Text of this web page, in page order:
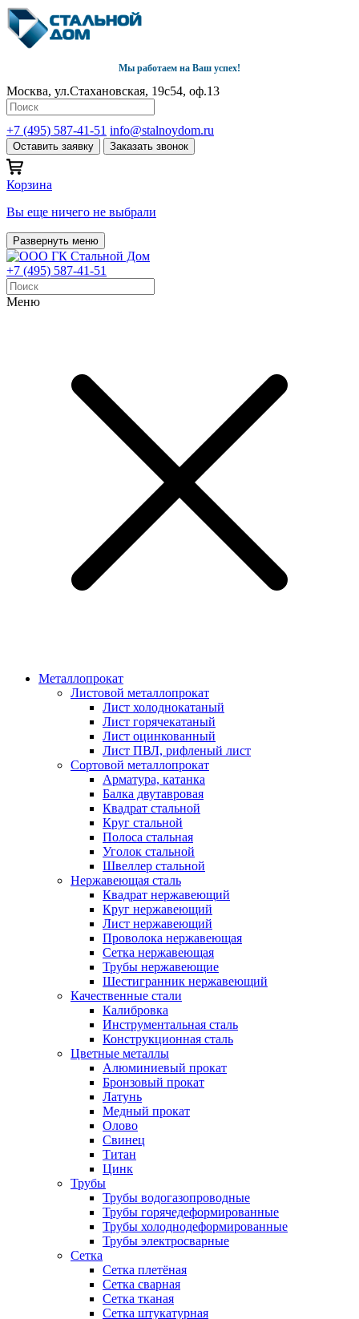
Мы работаем на Ваш успех!
Москва, ул.Стахановская, 19с54, оф.13
+7 (495) 587-41-51 info@stalnoydom.ru
Оставить заявку Заказать звонок
Корзина
Вы еще ничего не выбрали
Развернуть меню
+7 (495) 587-41-51
Меню
Металлопрокат
Листовой металлопрокат
Лист холоднокатаный
Лист горячекатаный
Лист оцинкованный
Лист ПВЛ, рифленый лист
Сортовой металлопрокат
Арматура, катанка
Балка двутавровая
Квадрат стальной
Круг стальной
Полоса стальная
Уголок стальной
Швеллер стальной
Нержавеющая сталь
Квадрат нержавеющий
Круг нержавеющий
Лист нержавеющий
Проволока нержавеющая
Сетка нержавеющая
Трубы нержавеющие
Шестигранник нержавеющий
Качественные стали
Калибровка
Инструментальная сталь
Конструкционная сталь
Цветные металлы
Алюминиевый прокат
Бронзовый прокат
Латунь
Медный прокат
Олово
Свинец
Титан
Цинк
Трубы
Трубы водогазопроводные
Трубы горячедеформированные
Трубы холоднодеформированные
Трубы электросварные
Сетка
Сетка плетёная
Сетка сварная
Сетка тканая
Сетка штукатурная